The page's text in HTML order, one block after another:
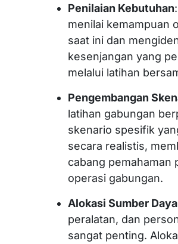
Penilaian Kebutuhan
menilai kemampuan
saat ini dan
kesenjangan yang
melalui latihan
Pengembangan
latihan gabungan
skenario spesifik
secara realistis,
cabang pemahaman
operasi gabungan.
Alokasi Sumber Daya
peralatan, dan
sangat penting.